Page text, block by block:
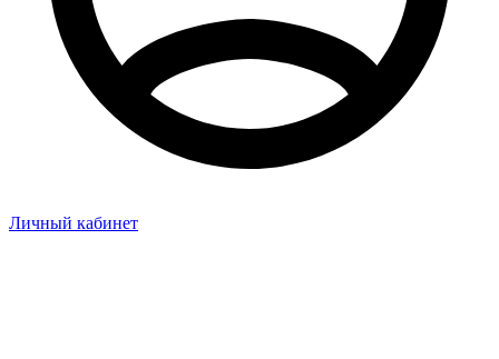
Личный кабинет